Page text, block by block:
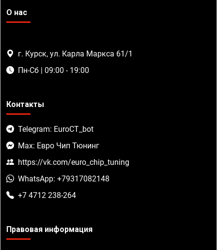
О нас
г. Курск, ул. Карла Маркса 61/1
Пн-Сб | 09:00 - 19:00
Контакты
Telegram: EuroCT_bot
Max: Евро Чип Тюнинг
https://vk.com/euro_chip_tuning
WhatsApp: +79317082148
+7 4712 238-264
Правовая информация